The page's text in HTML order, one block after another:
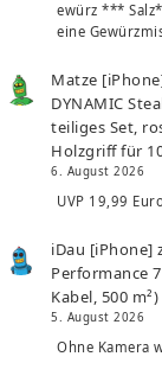
ewürz ***
eine
Matze
DYNAMIC
teiliges Set,
Holzgriff für
6. August 2026
UVP 19,99
iDau [iPhone]
Performance
Kabel, 500
5. August 2026
Ohne Kamera